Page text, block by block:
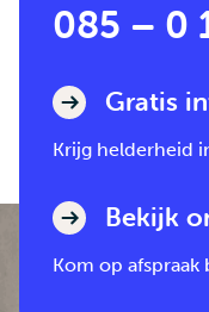
085 – 0
Gratis
Krijg helderheid
Bekijk
Kom op afspraak